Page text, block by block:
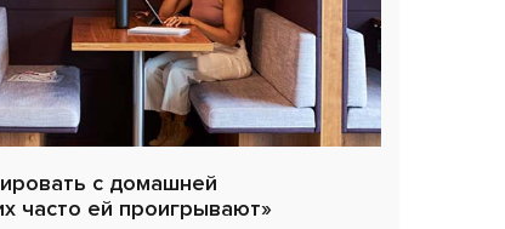
с домашней
часто ей проигрывают»